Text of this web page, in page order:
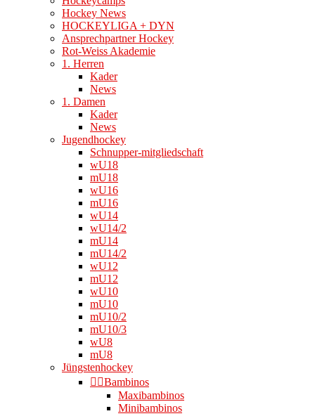
Hockey News
HOCKEYLIGA + DYN
Ansprechpartner Hockey
Rot-Weiss Akademie
1. Herren
Kader
News
1. Damen
Kader
News
Jugendhockey
Schnupper-mitgliedschaft
wU18
mU18
wU16
mU16
wU14
wU14/2
mU14
mU14/2
wU12
mU12
wU10
mU10
mU10/2
mU10/3
wU8
mU8
Jüngstenhockey
👉🏻Bambinos
Maxibambinos
Minibambinos